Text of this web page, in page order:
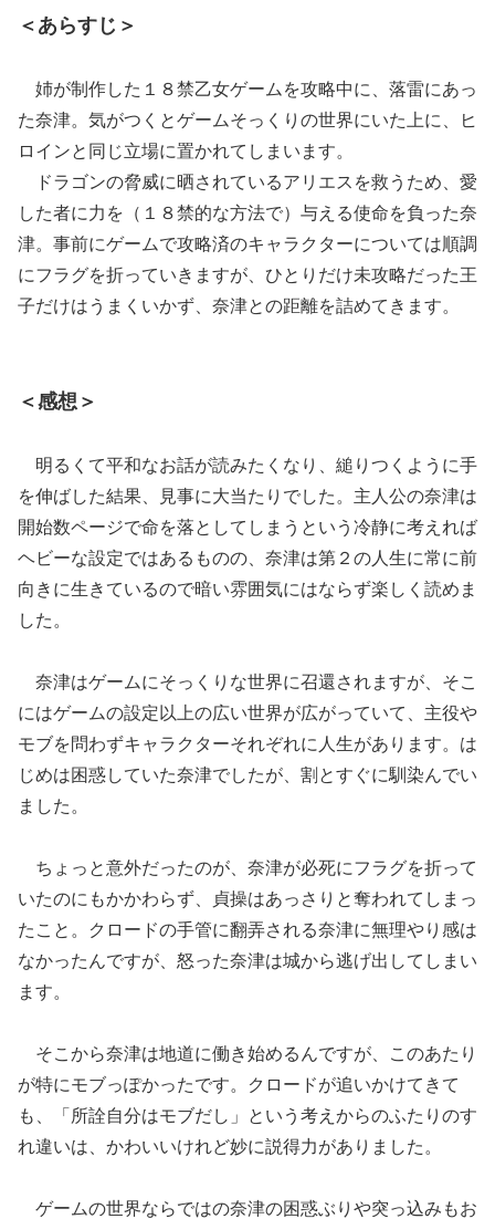
＜あらすじ＞
姉が制作した１８禁乙女ゲームを攻略中に、落雷にあっ
た奈津。気がつくとゲームそっくりの世界にいた上に、ヒ
ロインと同じ立場に置かれてしまいます。
ドラゴンの脅威に晒されているアリエスを救うため、愛
した者に力を（１８禁的な方法で）与える使命を負った奈
津。事前にゲームで攻略済のキャラクターについては順調
にフラグを折っていきますが、ひとりだけ未攻略だった王
子だけはうまくいかず、奈津との距離を詰めてきます。
＜感想＞
明るくて平和なお話が読みたくなり、縋りつくように手
を伸ばした結果、見事に大当たりでした。主人公の奈津は
開始数ページで命を落としてしまうという冷静に考えれば
ヘビーな設定ではあるものの、奈津は第２の人生に常に前
向きに生きているので暗い雰囲気にはならず楽しく読めま
した。
奈津はゲームにそっくりな世界に召還されますが、そこ
にはゲームの設定以上の広い世界が広がっていて、主役や
モブを問わずキャラクターそれぞれに人生があります。は
じめは困惑していた奈津でしたが、割とすぐに馴染んでい
ました。
ちょっと意外だったのが、奈津が必死にフラグを折って
いたのにもかかわらず、貞操はあっさりと奪われてしまっ
たこと。クロードの手管に翻弄される奈津に無理やり感は
なかったんですが、怒った奈津は城から逃げ出してしまい
ます。
そこから奈津は地道に働き始めるんですが、このあたり
が特にモブっぽかったです。クロードが追いかけてきて
も、「所詮自分はモブだし」という考えからのふたりのす
れ違いは、かわいいけれど妙に説得力がありました。
ゲームの世界ならではの奈津の困惑ぶりや突っ込みもお